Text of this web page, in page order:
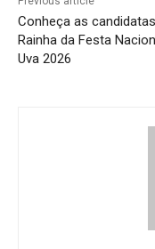
Conheça as
Rainha da Festa
Uva 2026